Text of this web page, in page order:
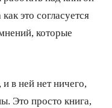
это согласуется
которые
в ней нет ничего,
Это просто книга,